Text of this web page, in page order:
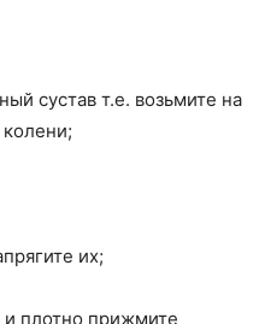
сустав т.е. возьмите на
их;
и плотно прижмите